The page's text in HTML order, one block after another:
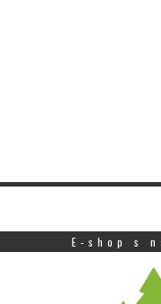
E-shop s